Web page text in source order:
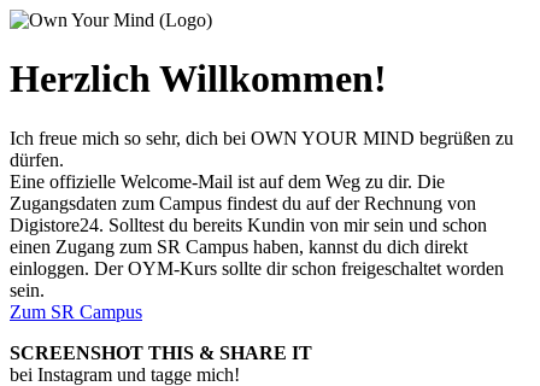
Herzlich Willkommen!
Ich freue mich so sehr, dich bei OWN YOUR MIND begrüßen zu
dürfen.
Eine offizielle Welcome-Mail ist auf dem Weg zu dir. Die
Zugangsdaten zum Campus findest du auf der Rechnung von
Digistore24. Solltest du bereits Kundin von mir sein und schon
einen Zugang zum SR Campus haben, kannst du dich direkt
einloggen. Der OYM-Kurs sollte dir schon freigeschaltet worden
sein.
Zum SR Campus
SCREENSHOT THIS & SHARE IT
bei Instagram und tagge mich!